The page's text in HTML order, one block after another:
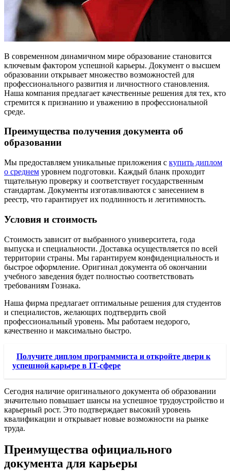
В современном динамичном мире образование становится
ключевым фактором успешной карьеры. Документ о высшем
образовании открывает множество возможностей для
профессионального развития и личностного становления.
Наша компания предлагает качественные решения для тех, кто
стремится к признанию и уважению в профессиональной
среде.
Преимущества получения документа об
образовании
Мы предоставляем уникальные приложения с купить диплом
о среднем уровнем подготовки. Каждый бланк проходит
тщательную проверку и соответствует государственным
стандартам. Документы изготавливаются с занесением в
реестр, что гарантирует их подлинность и легитимность.
Условия и стоимость
Стоимость зависит от выбранного университета, года
выпуска и специальности. Доставка осуществляется по всей
территории страны. Мы гарантируем конфиденциальность и
быстрое оформление. Оригинал документа об окончании
учебного заведения будет полностью соответствовать
требованиям Гознака.
Наша фирма предлагает оптимальные решения для студентов
и специалистов, желающих подтвердить свой
профессиональный уровень. Мы работаем недорого,
качественно и максимально быстро.
Получите диплом программиста и откройте двери к
успешной карьере в IT-сфере
Сегодня наличие оригинального документа об образовании
значительно повышает шансы на успешное трудоустройство и
карьерный рост. Это подтверждает высокий уровень
квалификации и открывает новые возможности на рынке
труда.
Преимущества официального
документа для карьеры